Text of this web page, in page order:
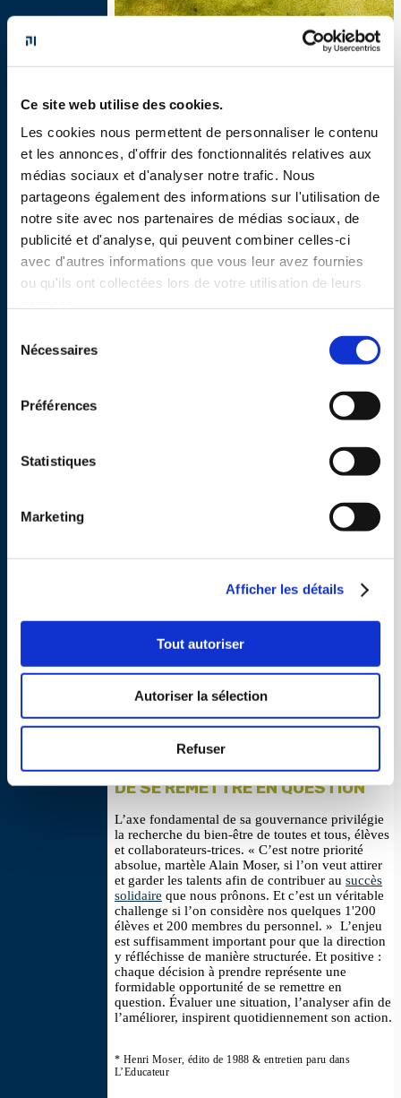
Ce site web utilise des cookies.
Les cookies nous permettent de personnaliser le contenu
et les annonces, d'offrir des fonctionnalités relatives aux
médias sociaux et d'analyser notre trafic. Nous
partageons également des informations sur l'utilisation de
notre site avec nos partenaires de médias sociaux, de
publicité et d'analyse, qui peuvent combiner celles-ci
avec d'autres informations que vous leur avez fournies
ou qu'ils ont collectées lors de votre utilisation de leurs
Nécessaires
Préférences
Statistiques
Marketing
Afficher les détails
Tout autoriser
Autoriser la sélection
Refuser
Thumbnail
Nicolas Simko
« N’est-il pas indispensable qu’un
directeur d’école soit un organisateur, un
gestionnaire, un animateur, un chef, un
confident, un idéaliste ? »
gouvernance de l’Ecole s’inscrit dans la
par Henri Moser*. Et le dépasse. Si la direction
principes de
écouteret
sur le terrain, la direction générale
s’assure de déléguer certaines tâches qu’elle
affectionne, de travailler en bonne intelligence
PAS PLAIRE À TOUT LE MONDE. POUR
DÉCISIONS PARFOIS IMPOPULAIRES. »
UNE FORMIDABLE OPPORTUNITÉ
DE SE REMETTRE EN QUESTION
L’axe fondamental de sa gouvernance privilégie
la recherche du bien-être de toutes et tous, élèves
et collaborateurs-trices. « C’est notre priorité
absolue, martèle Alain Moser, si l’on veut attirer
et garder les talents afin de contribuer au succès
solidaire que nous prônons. Et c’est un véritable
challenge si l’on considère nos quelques 1'200
élèves et 200 membres du personnel. » L’enjeu
est suffisamment important pour que la direction
y réfléchisse de manière structurée. Et positive :
chaque décision à prendre représente une
formidable opportunité de se remettre en
question. Évaluer une situation, l’analyser afin de
l’améliorer, inspirent quotidiennement son action.
* Henri Moser, édito de 1988 & entretien paru dans
L’Educateur